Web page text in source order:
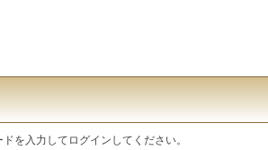
を入力してログインしてください。